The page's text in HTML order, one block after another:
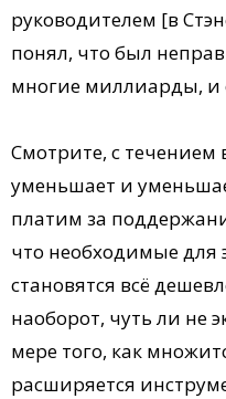
руководителем [в
понял, что был
многие миллиарды, и
Смотрите, с течением
уменьшает и
платим за
что необходимые для
становятся всё
наоборот, чуть ли не
мере того, как
расширяется